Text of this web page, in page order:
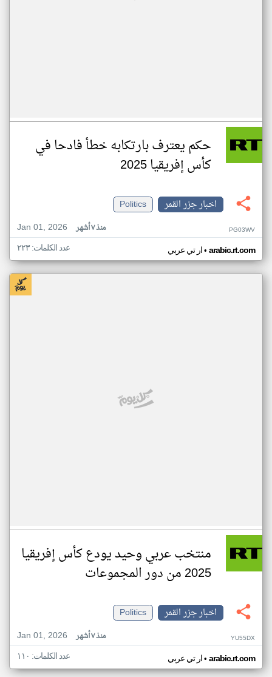
حكم يعترف بارتكابه خطأ فادحا في
كأس إفريقيا 2025
اخبار جزر القمر
Politics
Jan 01, 2026
منذ ٧ أشهر PG03WV
ار تي عربي• arabic.rt.com عدد الكلمات: ٢٢٣
منتخب عربي وحيد يودع كأس إفريقيا
2025 من دور المجموعات
اخبار جزر القمر
Politics
Jan 01, 2026
منذ ٧ أشهر YU55DX
ار تي عربي• arabic.rt.com عدد الكلمات: ١١٠